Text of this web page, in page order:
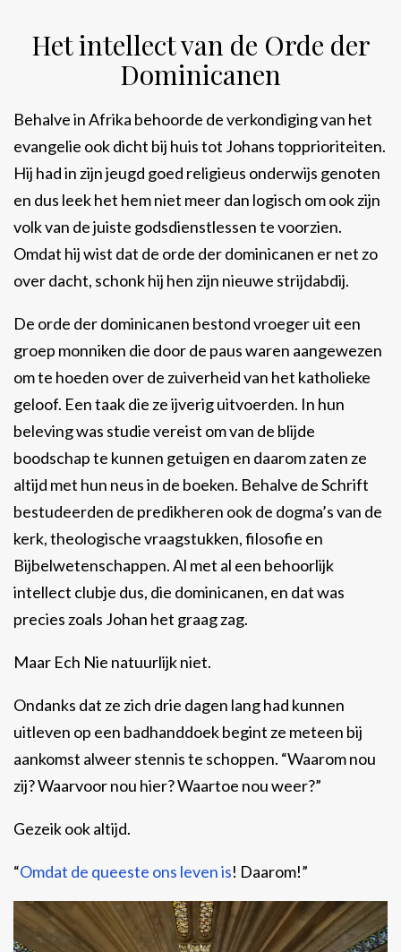
Het intellect van de Orde der
Dominicanen
Behalve in Afrika behoorde de verkondiging van het
evangelie ook dicht bij huis tot Johans topprioriteiten.
Hij had in zijn jeugd goed religieus onderwijs genoten
en dus leek het hem niet meer dan logisch om ook zijn
volk van de juiste godsdienstlessen te voorzien.
Omdat hij wist dat de orde der dominicanen er net zo
over dacht, schonk hij hen zijn nieuwe strijdabdij.
De orde der dominicanen bestond vroeger uit een
groep monniken die door de paus waren aangewezen
om te hoeden over de zuiverheid van het katholieke
geloof. Een taak die ze ijverig uitvoerden. In hun
beleving was studie vereist om van de blijde
boodschap te kunnen getuigen en daarom zaten ze
altijd met hun neus in de boeken. Behalve de Schrift
bestudeerden de predikheren ook de dogma’s van de
kerk, theologische vraagstukken, filosofie en
Bijbelwetenschappen. Al met al een behoorlijk
intellect clubje dus, die dominicanen, en dat was
precies zoals Johan het graag zag.
Maar Ech Nie natuurlijk niet.
Ondanks dat ze zich drie dagen lang had kunnen
uitleven op een badhanddoek begint ze meteen bij
aankomst alweer stennis te schoppen. “Waarom nou
zij? Waarvoor nou hier? Waartoe nou weer?”
Gezeik ook altijd.
“Omdat de queeste ons leven is! Daarom!”